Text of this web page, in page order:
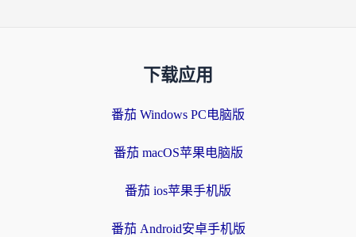
下载应用
番茄 Windows PC电脑版
番茄 macOS苹果电脑版
番茄 ios苹果手机版
番茄 Android安卓手机版